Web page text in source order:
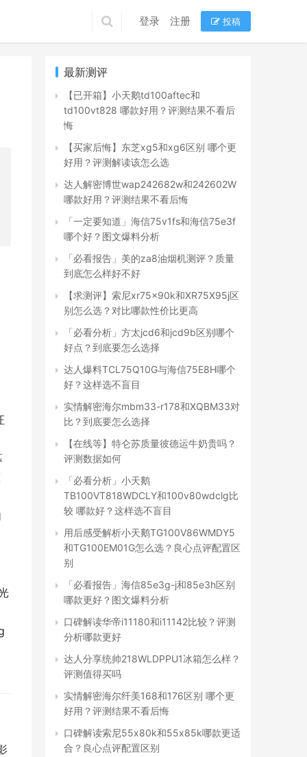
登录 注册 投稿
最新测评
【已开箱】小天鹅td100aftec和
td100vt828 哪款好用？评测结果不看后
悔
【买家后悔】东芝xg5和xg6区别 哪个更
好用？评测解读该怎么选
达人解密博世wap242682w和242602W
哪款好用？评测结果不看后悔
「一定要知道」海信75v1fs和海信75e3f
哪个好？图文爆料分析
「必看报告」美的za8油烟机测评？质量
到底怎么样好不好
【求测评】索尼xr75x90k和XR75X95j区
别怎么选？对比哪款性价比更高
「必看分析」方太jcd6和jcd9b区别哪个
好点？到底要怎么选择
达人爆料TCL75Q10G与海信75E8H哪个
好？这样选不盲目
实情解密海尔mbm33-r178和XQBM33对
比？到底要怎么选择
【在线等】特仑苏质量彼德运牛奶贵吗？
评测数据如何
「必看分析」小天鹅
TB100VT818WDCLY和100v80wdclg比
较 哪款好？这样选不盲目
用后感受解析小天鹅TG100V86WMDY5
和TG100EM01G怎么选？良心点评配置区
别
「必看报告」海信85e3g-j和85e3h区别
哪款更好？图文爆料分析
口碑解读华帝i11180和i11142比较？评测
分析哪款更好
达人分享统帅218WLDPPU1冰箱怎么样？
评测值得买吗
实情解密海尔纤美168和176区别 哪个更
好用？评测结果不看后悔
口碑解读索尼55x80k和55x85k哪款更适
合？良心点评配置区别